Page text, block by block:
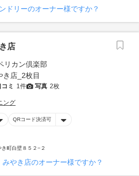
ドリーのオーナー様ですか？
店
コミ 1件 写真 2枚
ング
QRコード決済可
町白壁８５２−２
やき店のオーナー様ですか？